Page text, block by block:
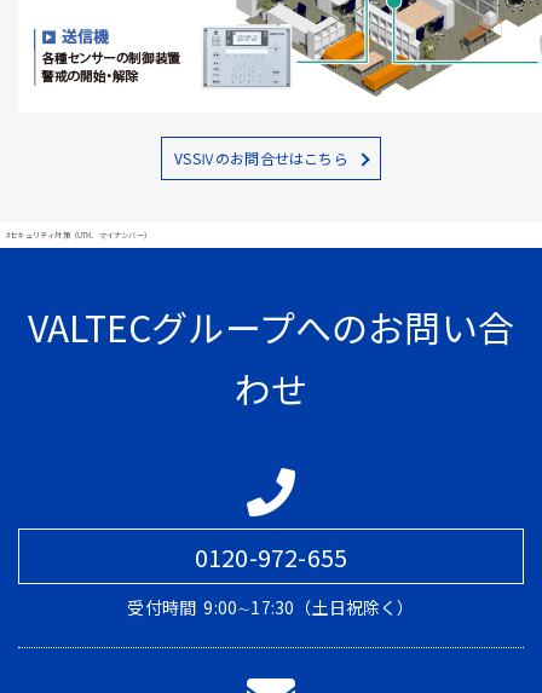
VSSⅣのお問合せはこちら
#セキュリティ対策（UTM、マイナンバー）
VALTECグループへのお問い合
わせ
0120-972-655
受付時間 9:00∼17:30（土日祝除く）